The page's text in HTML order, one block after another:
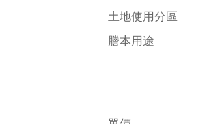
土地使用分區
謄本用途